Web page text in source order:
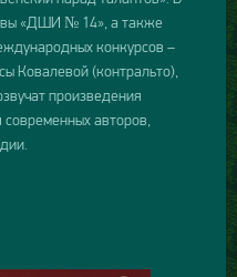
«ДШИ № 14», а также
конкурсов –
Ковалевой (контральто),
произведения
современных авторов,